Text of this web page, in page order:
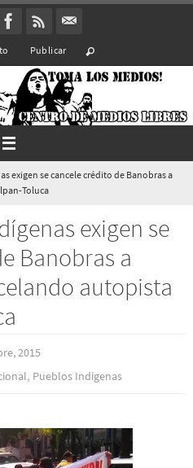
Publicar
exigen se cancele crédito de Banobras a
Toluca
exigen se
Banobras a
autopista
2015
, Pueblos Indí­genas